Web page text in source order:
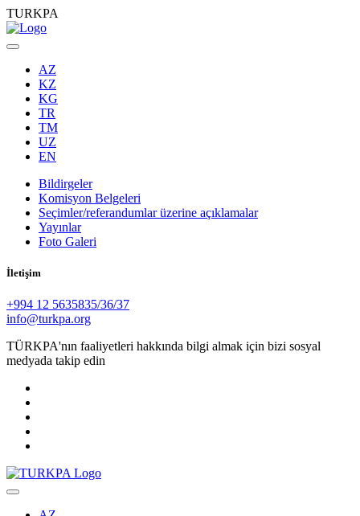
TURKPA
AZ
KZ
KG
TR
TM
UZ
EN
Bildirgeler
Komisyon Belgeleri
Seçimler/referandumlar üzerine açıklamalar
Yayınlar
Foto Galeri
İletişim
+994 12 5635835/36/37
info@turkpa.org
TÜRKPA'nın faaliyetleri hakkında bilgi almak için bizi sosyal
medyada takip edin